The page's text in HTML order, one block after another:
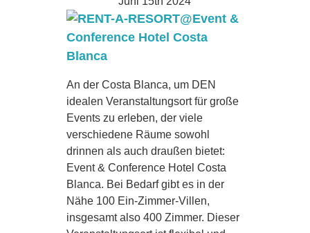
An der Costa Blanca, um DEN
idealen Veranstaltungsort für große
Events zu erleben, der viele
verschiedene Räume sowohl
drinnen als auch draußen bietet:
Event & Conference Hotel Costa
Blanca. Bei Bedarf gibt es in der
Nähe 100 Ein-Zimmer-Villen,
insgesamt also 400 Zimmer. Dieser